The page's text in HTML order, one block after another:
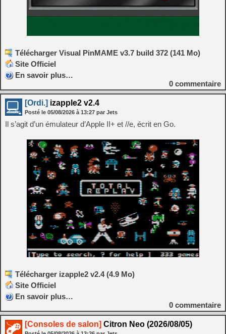
Télécharger Visual PinMAME v3.7 build 372 (141 Mo)
Site Officiel
En savoir plus…
0 commentaire
[Ordi.] izapple2 v2.4
Posté le 05/08/2026 à 13:27 par Jets
Il s’agit d’un émulateur d’Apple II+ et //e, écrit en Go.
Télécharger izapple2 v2.4 (4.9 Mo)
Site Officiel
En savoir plus…
0 commentaire
[Consoles de salon] Citron Neo (2026/08/05)